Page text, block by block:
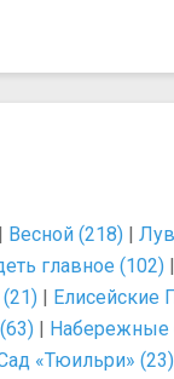
| Весной (218) |
главное (102) |
| Елисейские
| Набережные
«Тюильри» (23)